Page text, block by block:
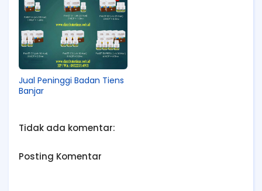
Jual Peninggi Badan Tiens
Banjar
Tidak ada komentar:
Posting Komentar